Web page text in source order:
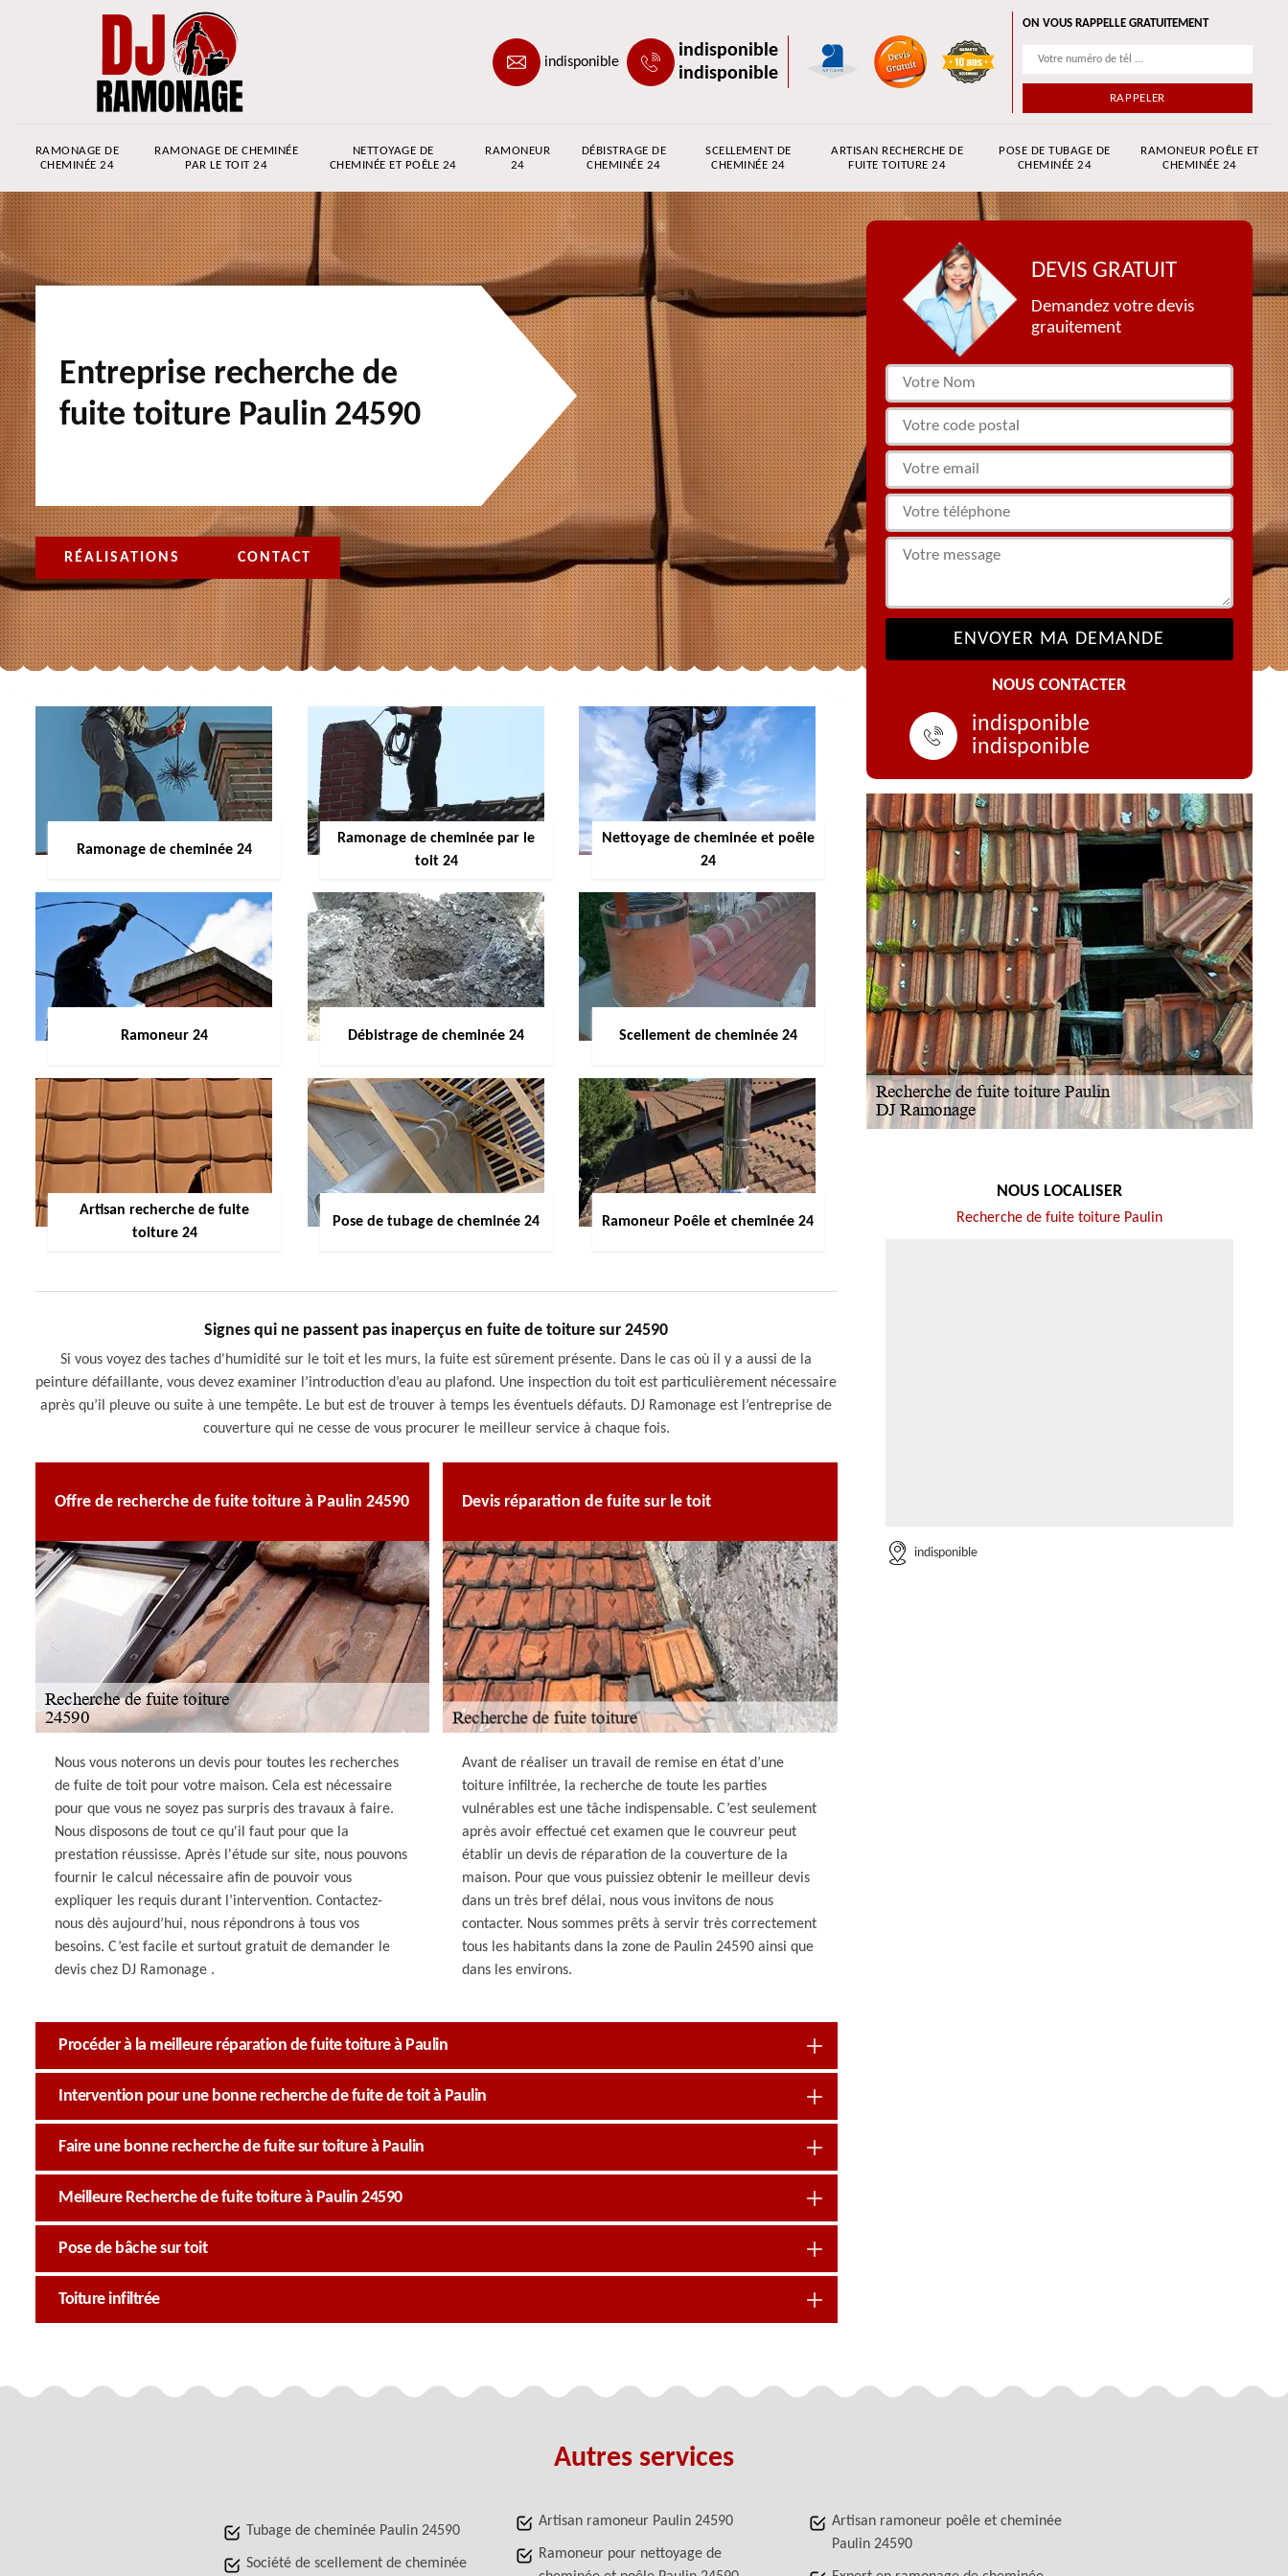
indisponible
indisponible
indisponible
ON VOUS RAPPELLE GRATUITEMENT
RAMONAGE DE
CHEMINÉE 24
RAMONAGE DE CHEMINÉE
PAR LE TOIT 24
NETTOYAGE DE
CHEMINÉE ET POÊLE 24
RAMONEUR
24
DÉBISTRAGE DE
CHEMINÉE 24
SCELLEMENT DE
CHEMINÉE 24
ARTISAN RECHERCHE DE
FUITE TOITURE 24
POSE DE TUBAGE DE
CHEMINÉE 24
RAMONEUR POÊLE ET
CHEMINÉE 24
Entreprise recherche de
fuite toiture Paulin 24590
RÉALISATIONS CONTACT
Ramonage de cheminée 24
Ramonage de cheminée par le
toit 24
Nettoyage de cheminée et poêle
24
Ramoneur 24 Débistrage de cheminée 24 Scellement de cheminée 24
Artisan recherche de fuite
toiture 24
Pose de tubage de cheminée 24 Ramoneur Poêle et cheminée 24
Signes qui ne passent pas inaperçus en fuite de toiture sur 24590
Si vous voyez des taches d'humidité sur le toit et les murs, la fuite est sûrement présente. Dans le cas où il y a aussi de la
peinture défaillante, vous devez examiner l’introduction d’eau au plafond. Une inspection du toit est particulièrement nécessaire
après qu’il pleuve ou suite à une tempête. Le but est de trouver à temps les éventuels défauts. DJ Ramonage est l’entreprise de
couverture qui ne cesse de vous procurer le meilleur service à chaque fois.
Offre de recherche de fuite toiture à Paulin 24590
Nous vous noterons un devis pour toutes les recherches
de fuite de toit pour votre maison. Cela est nécessaire
pour que vous ne soyez pas surpris des travaux à faire.
Nous disposons de tout ce qu'il faut pour que la
prestation réussisse. Après l'étude sur site, nous pouvons
fournir le calcul nécessaire afin de pouvoir vous
expliquer les requis durant l’intervention. Contactez-
nous dès aujourd’hui, nous répondrons à tous vos
besoins. C’est facile et surtout gratuit de demander le
devis chez DJ Ramonage .
Devis réparation de fuite sur le toit
Avant de réaliser un travail de remise en état d’une
toiture infiltrée, la recherche de toute les parties
vulnérables est une tâche indispensable. C’est seulement
après avoir effectué cet examen que le couvreur peut
établir un devis de réparation de la couverture de la
maison. Pour que vous puissiez obtenir le meilleur devis
dans un très bref délai, nous vous invitons de nous
contacter. Nous sommes prêts à servir très correctement
tous les habitants dans la zone de Paulin 24590 ainsi que
dans les environs.
Procéder à la meilleure réparation de fuite toiture à Paulin
Intervention pour une bonne recherche de fuite de toit à Paulin
Faire une bonne recherche de fuite sur toiture à Paulin
Meilleure Recherche de fuite toiture à Paulin 24590
Pose de bâche sur toit
Toiture infiltrée
DEVIS GRATUIT
Demandez votre devis
grauitement
NOUS CONTACTER
indisponible
indisponible
NOUS LOCALISER
Recherche de fuite toiture Paulin
indisponible
Autres services
Tubage de cheminée Paulin 24590
Société de scellement de cheminée
Artisan ramoneur Paulin 24590
Ramoneur pour nettoyage de
Artisan ramoneur poêle et cheminée
Paulin 24590